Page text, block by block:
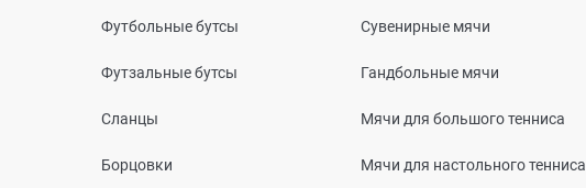
Футбольные бутсы
Футзальные бутсы
Сланцы
Борцовки
Сувенирные мячи
Гандбольные мячи
Мячи для большого тенниса
Мячи для настольного тенниса